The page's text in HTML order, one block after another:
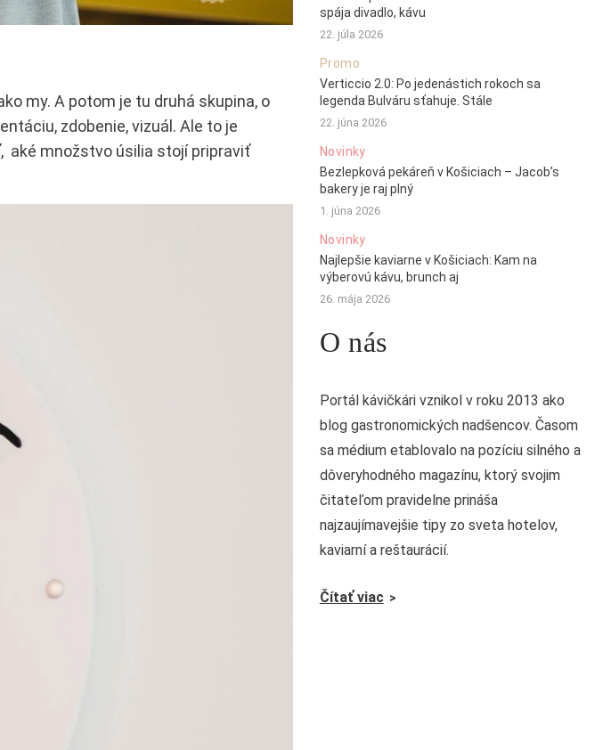
my. A potom je tu druhá skupina, o
zdobenie, vizuál. Ale to je
aké množstvo úsilia stojí pripraviť
spája divadlo, kávu
22. júla 2026
Promo
Verticcio 2.0: Po jedenástich rokoch sa
legenda Bulváru sťahuje. Stále
22. júna 2026
Novinky
Bezlepková pekáreň v Košiciach – Jacob’s
bakery je raj plný
1. júna 2026
Novinky
Najlepšie kaviarne v Košiciach: Kam na
výberovú kávu, brunch aj
26. mája 2026
O nás
Portál kávičkári vznikol v roku 2013 ako
blog gastronomických nadšencov. Časom
sa médium etablovalo na pozíciu silného a
dôveryhodného magazínu, ktorý svojim
čitateľom pravidelne prináša
najzaujímavejšie tipy zo sveta hotelov,
kaviarní a reštaurácií.
Čítať viac